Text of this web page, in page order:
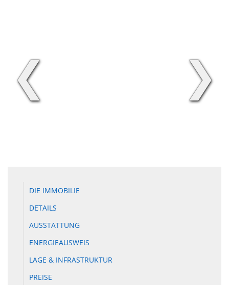
❮ ❯
DIE IMMOBILIE
DETAILS
AUSSTATTUNG
ENERGIEAUSWEIS
LAGE & INFRASTRUKTUR
PREISE